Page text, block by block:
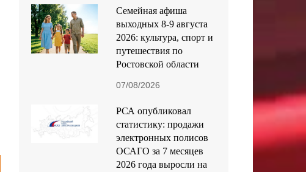
Семейная афиша
выходных 8-9 августа
2026: культура, спорт и
путешествия по
Ростовской области
07/08/2026
РСА опубликовал
статистику: продажи
электронных полисов
ОСАГО за 7 месяцев
2026 года выросли на